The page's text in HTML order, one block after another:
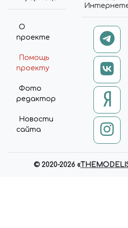
О
проекте
Помощь
проекту
Фото
редактор
Новости
сайта
© 2020-2026 «